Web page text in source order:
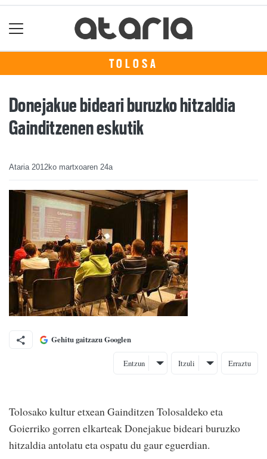
TOLOSA
Donejakue bideari buruzko hitzaldia
Gainditzenen eskutik
Ataria 2012ko martxoaren 24a
Gehitu gaitzazu Googlen
Entzun Itzuli Erraztu
Tolosako kultur etxean Gainditzen Tolosaldeko eta
Goierriko gorren elkarteak Donejakue bideari buruzko
hitzaldia antolatu eta ospatu du gaur eguerdian.